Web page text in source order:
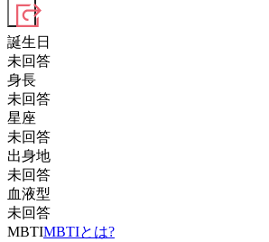
誕生日
未回答
身長
未回答
星座
未回答
出身地
未回答
血液型
未回答
MBTIMBTIとは?